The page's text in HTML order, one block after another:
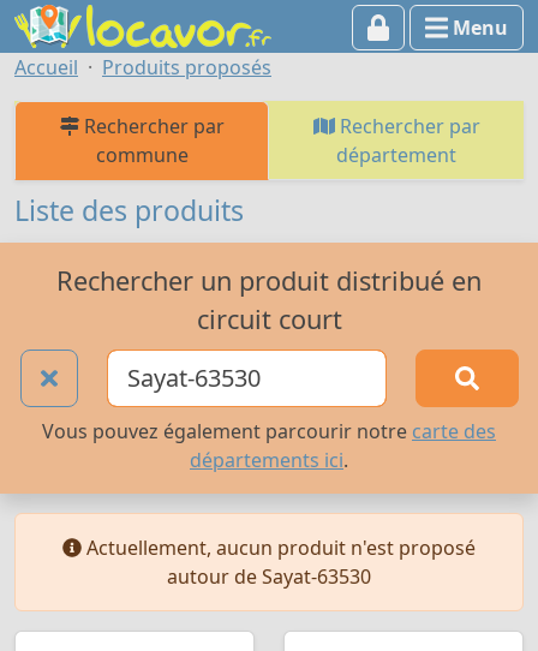
Menu
Accueil
Produits proposés
Rechercher par
commune
Rechercher par
département
Liste des produits
Rechercher un produit distribué en
circuit court
Vous pouvez également parcourir notre carte des
départements ici.
Actuellement, aucun produit n'est proposé
autour de Sayat-63530